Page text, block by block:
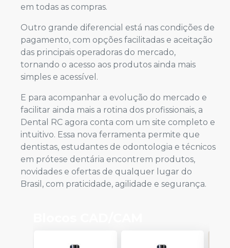
em todas as compras.
Outro grande diferencial está nas condições de
pagamento, com opções facilitadas e aceitação
das principais operadoras do mercado,
tornando o acesso aos produtos ainda mais
simples e acessível.
E para acompanhar a evolução do mercado e
facilitar ainda mais a rotina dos profissionais, a
Dental RC agora conta com um site completo e
intuitivo. Essa nova ferramenta permite que
dentistas, estudantes de odontologia e técnicos
em prótese dentária encontrem produtos,
novidades e ofertas de qualquer lugar do
Brasil, com praticidade, agilidade e segurança.